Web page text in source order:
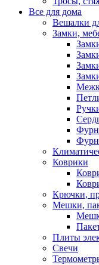
Все для дома
Вешалки
Замки,
Коврики
Крючки,
Мешки,
Плиты
Свечи